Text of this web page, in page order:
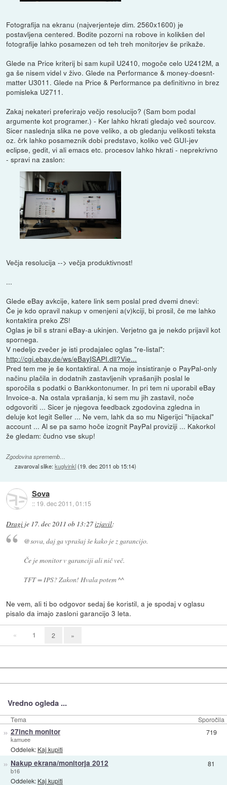
Fotografija na ekranu (najverjenteje dim. 2560x1600) je
postavljena centered. Bodite pozorni na robove in kolikšen del
fotografije lahko posamezen od teh treh monitorjev še prikaže.
Glede na Price kriterij bi sam kupil U2410, mogoče celo U2412M, a
ga še nisem videl v živo. Glede na Performance & money-doesnt-
matter U3011. Glede na Price & Performance pa definitivno in brez
pomisleka U2711.
Zakaj nekateri preferirajo večjo resolucijo? (Sam bom podal
argumente kot programer.) - Ker lahko hkrati gledajo več sourcov.
Sicer naslednja slika ne pove veliko, a ob gledanju velikosti teksta
oz. črk lahko posameznik dobi predstavo, koliko več GUI-jev
eclipse, gedit, vi ali emacs etc. procesov lahko hkrati - neprekrivno
- spravi na zaslon:
Večja resolucija --> večja produktivnost!
...
Glede eBay avkcije, katere link sem poslal pred dvemi dnevi:
Če je kdo opravil nakup v omenjeni a(v)kciji, bi prosil, če me lahko
kontaktira preko ZS!
Oglas je bil s strani eBay-a ukinjen. Verjetno ga je nekdo prijavil kot
spornega.
V nedeljo zvečer je isti prodajalec oglas "re-listal":
http://cgi.ebay.de/ws/eBayISAPI.dll?Vie...
Pred tem me je še kontaktiral. A na moje insistiranje o PayPal-only
načinu plačila in dodatnih zastavljenih vprašanjih poslal le
sporočila s podatki o Bankkontonumer. In pri tem ni uporabil eBay
Invoice-a. Na ostala vprašanja, ki sem mu jih zastavil, noče
odgovoriti ... Sicer je njegova feedback zgodovina zgledna in
deluje kot legit Seller ... Ne vem, lahk da so mu Nigerijci "hijackal"
account ... Al se pa samo hoče izognit PayPal proviziji ... Kakorkol
že gledam: čudno vse skup!
Zgodovina sprememb…
zavaroval slike:kuglvinkl(19. dec 2011 ob 15:14)
Sova
:: 19. dec 2011, 01:15
Dragi je 17. dec 2011 ob 13:27izjavil:
@sova, daj ga vprašaj še kako je z garancijo.
Če je monitor v garanciji ali nič več.
TFT = IPS? Zakon! Hvala potem ^^
Ne vem, ali ti bo odgovor sedaj še koristil, a je spodaj v oglasu
pisalo da imajo zasloni garancijo 3 leta.
« 1 2 »
Vredno ogleda ...
Tema Sporočila
» 27inch monitor
kamuee
Oddelek: Kaj kupiti
719
» Nakup ekrana/monitorja 2012
b16
Oddelek: Kaj kupiti
81